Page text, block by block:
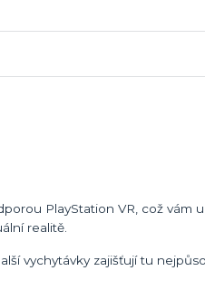
PlayStation VR, což vám
realitě.
vychytávky zajišťují tu